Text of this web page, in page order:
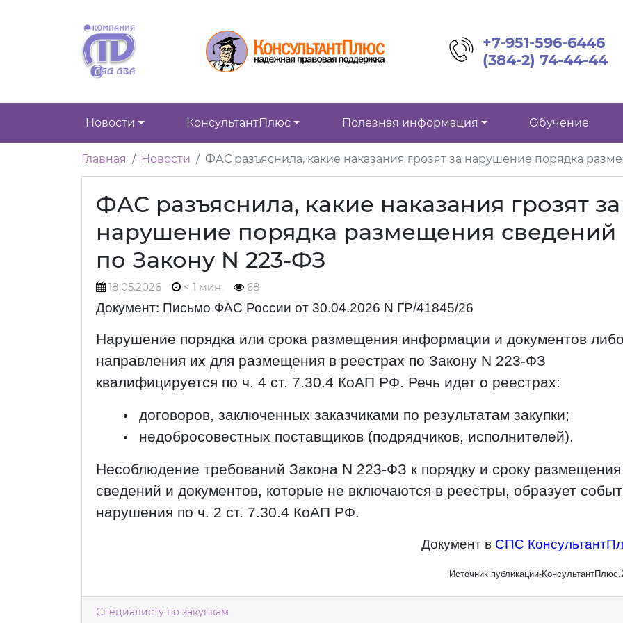
+7-951-596-6446
(384-2) 74-44-44
Новости КонсультантПлюс Полезная информация Обучение
Главная Новости ФАС разъяснила, какие наказания грозят за нарушение порядка
ФАС разъяснила, какие наказания грозят за
нарушение порядка размещения сведений
по Закону N 223-ФЗ
18.05.2026 < 1 мин. 68
Документ: Письмо ФАС России от 30.04.2026 N ГР/41845/26
Нарушение порядка или срока размещения информации и документов либо
направления их для размещения в реестрах по Закону N 223-ФЗ
квалифицируется по ч. 4 ст. 7.30.4 КоАП РФ. Речь идет о реестрах:
договоров, заключенных заказчиками по результатам закупки;
недобросовестных поставщиков (подрядчиков, исполнителей).
Несоблюдение требований Закона N 223-ФЗ к порядку и сроку размещения
сведений и документов, которые не включаются в реестры, образует
нарушения по ч. 2 ст. 7.30.4 КоАП РФ.
Документ в СПС
Источник публикации-
Специалисту по закупкам